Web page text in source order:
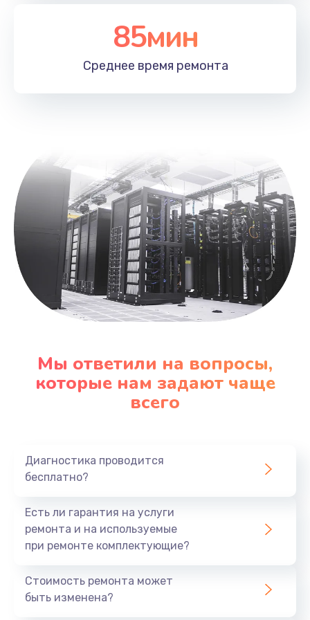
Замена лотка SIM
Заказать
Восстановление данных
990 руб.
Заказать
Замена SSD
895 руб.
Заказать
1290 руб.
Заказать
890 руб.
Замена тачпада
990 руб.
Замена динамика
85мин
Среднее время ремонта
Мы ответили на вопросы,
которые нам задают чаще
всего
Диагностика проводится
бесплатно?
Есть ли гарантия на услуги
ремонта и на используемые
при ремонте комплектующие?
Стоимость ремонта может
быть изменена?